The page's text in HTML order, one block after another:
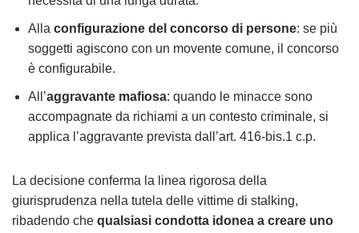
Alla configurazione del concorso di persone: se più
soggetti agiscono con un movente comune, il concorso
è configurabile.
All’aggravante mafiosa: quando le minacce sono
accompagnate da richiami a un contesto criminale, si
applica l’aggravante prevista dall’art. 416-bis.1 c.p.
La decisione conferma la linea rigorosa della
giurisprudenza nella tutela delle vittime di stalking,
ribadendo che qualsiasi condotta idonea a creare uno